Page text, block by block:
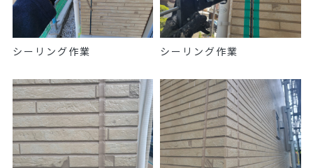
シーリング作業 シーリング作業